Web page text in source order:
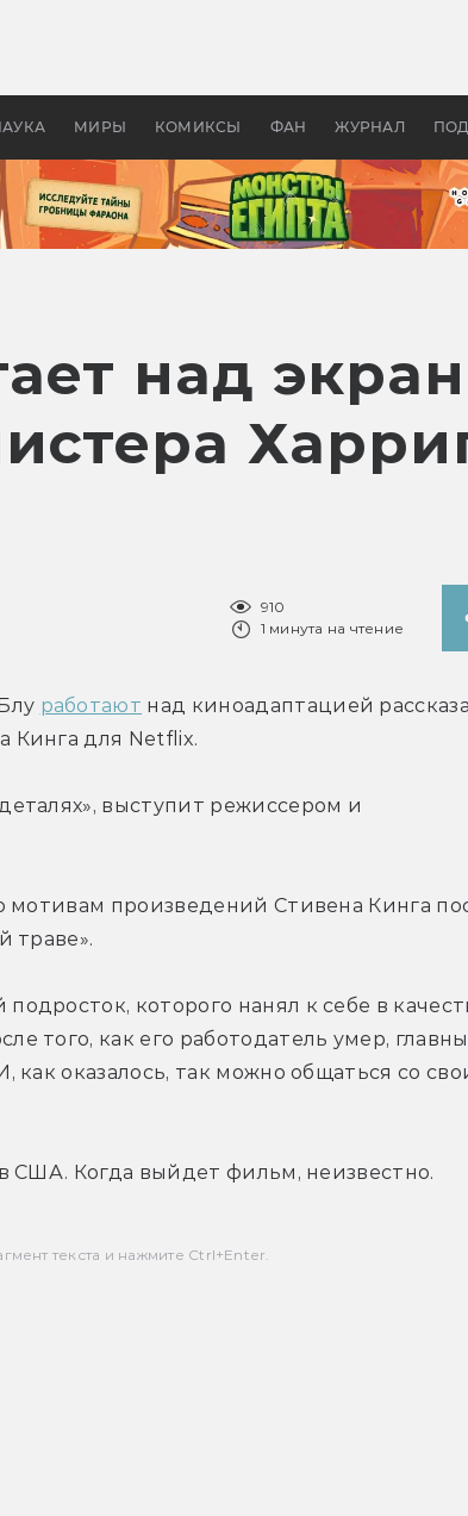
МИРЫ КОМИКСЫ ФАН ЖУРНАЛ
в России —
бы «Властелина
над
910
1 минута на чтение
работают над киноадаптацией рассказа
Кинга для Netflix.
выступит режиссером и
произведений Стивена Кинга
траве».
которого нанял к себе в
того, как его работодатель умер,
оказалось, так можно общаться со
США. Когда выйдет фильм, неизвестно.
текста и нажмите Ctrl+Enter.